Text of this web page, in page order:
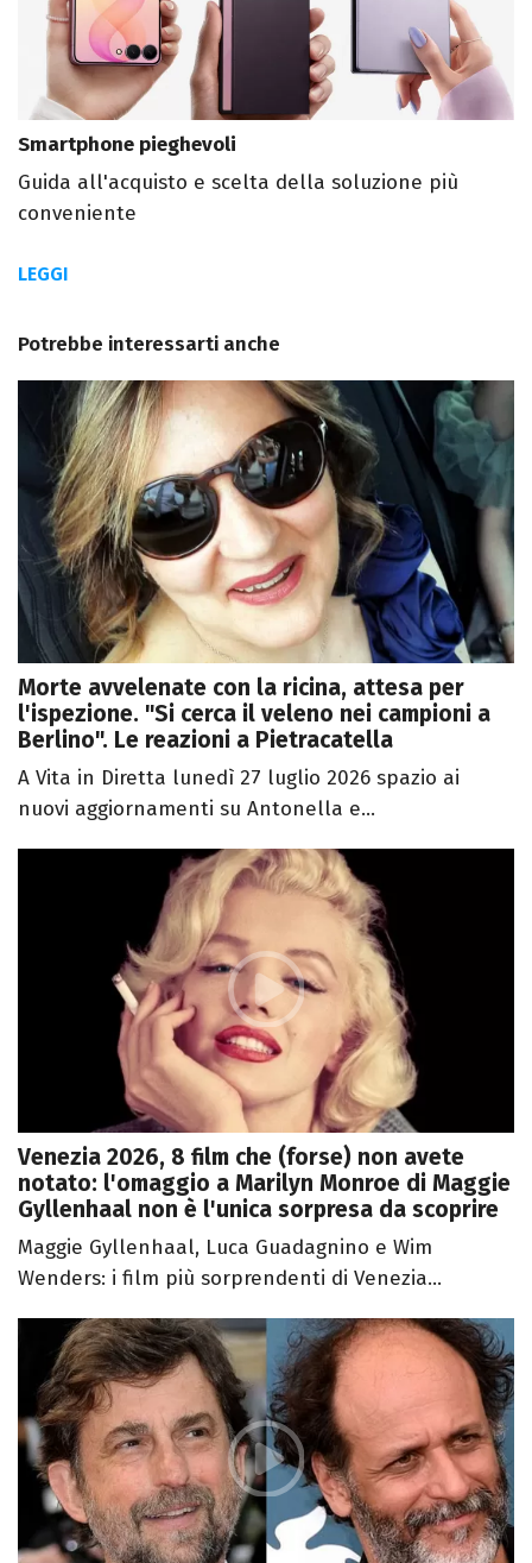
Smartphone pieghevoli
Guida all'acquisto e scelta della soluzione più
conveniente
LEGGI
Potrebbe interessarti anche
Morte avvelenate con la ricina, attesa per
l'ispezione. "Si cerca il veleno nei campioni a
Berlino". Le reazioni a Pietracatella
A Vita in Diretta lunedì 27 luglio 2026 spazio ai
nuovi aggiornamenti su Antonella e...
Venezia 2026, 8 film che (forse) non avete
notato: l'omaggio a Marilyn Monroe di Maggie
Gyllenhaal non è l'unica sorpresa da scoprire
Maggie Gyllenhaal, Luca Guadagnino e Wim
Wenders: i film più sorprendenti di Venezia...